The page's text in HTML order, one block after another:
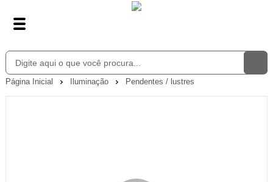
Página Inicial Iluminação Pendentes / lustres